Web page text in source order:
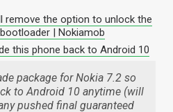
remove the option to unlock the
| Nokiamob
this phone back to Android 10
package for Nokia 7.2 so
to Android 10 anytime (will
pushed final guaranteed